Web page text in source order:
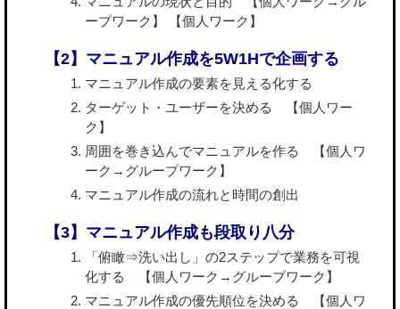
ープワーク】 【個人ワーク】
【2】マニュアル作成を5W1Hで企画する
マニュアル作成の要素を見える化する
ターゲット・ユーザーを決める 【個人ワー
ク】
周囲を巻き込んでマニュアルを作る 【個人ワ
ーク→グループワーク】
マニュアル作成の流れと時間の創出
【3】マニュアル作成も段取り八分
「俯瞰⇒洗い出し」の2ステップで業務を可視
化する 【個人ワーク→グループワーク】
マニュアル作成の優先順位を決める 【個人ワ